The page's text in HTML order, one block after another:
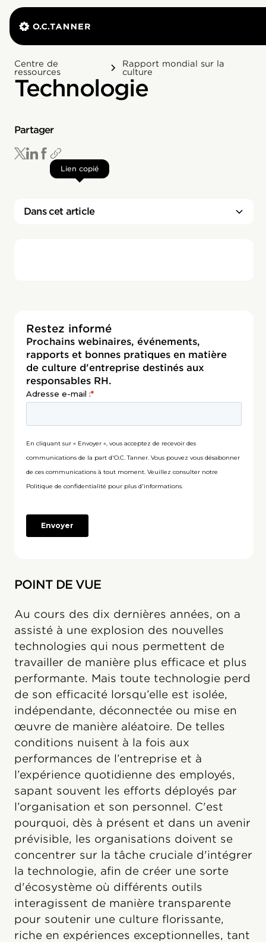
Centre de
ressources
Rapport mondial sur la
culture
Technologie
Partager
Lien copié
Dans cet article
Restez informé
Prochains webinaires, événements,
rapports et bonnes pratiques en matière
de culture d'entreprise destinés aux
responsables RH.
POINT DE VUE
Au cours des dix dernières années, on a
assisté à une explosion des nouvelles
technologies qui nous permettent de
travailler de manière plus efficace et plus
performante. Mais toute technologie perd
de son efficacité lorsqu’elle est isolée,
indépendante, déconnectée ou mise en
œuvre de manière aléatoire. De telles
conditions nuisent à la fois aux
performances de l’entreprise et à
l’expérience quotidienne des employés,
sapant souvent les efforts déployés par
l’organisation et son personnel. C'est
pourquoi, dès à présent et dans un avenir
prévisible, les organisations doivent se
concentrer sur la tâche cruciale d'intégrer
la technologie, afin de créer une sorte
d'écosystème où différents outils
interagissent de manière transparente
pour soutenir une culture florissante,
riche en expériences exceptionnelles, tant